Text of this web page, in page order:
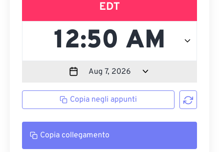
EDT
Copia negli appunti
Copia collegamento